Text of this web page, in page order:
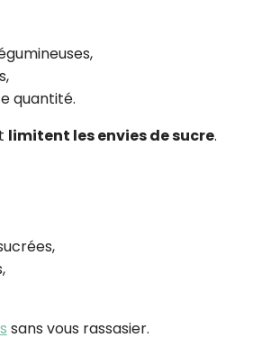
quantité.
limitent les envies de sucre.
sans vous rassasier.